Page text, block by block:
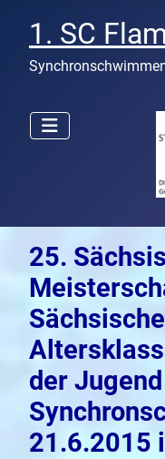
1. SC
25.
Sächsische
der
21.6.2015